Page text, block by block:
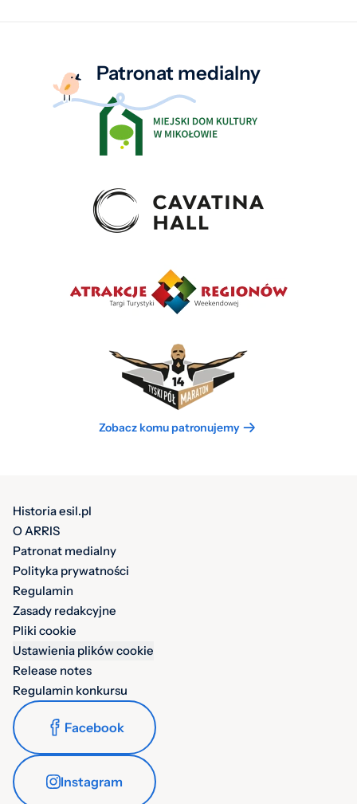
Patronat medialny
Zobacz komu patronujemy
Historia esil.pl
O ARRIS
Patronat medialny
Polityka prywatności
Regulamin
Zasady redakcyjne
Pliki cookie
Ustawienia plików cookie
Release notes
Regulamin konkursu
Facebook
Instagram